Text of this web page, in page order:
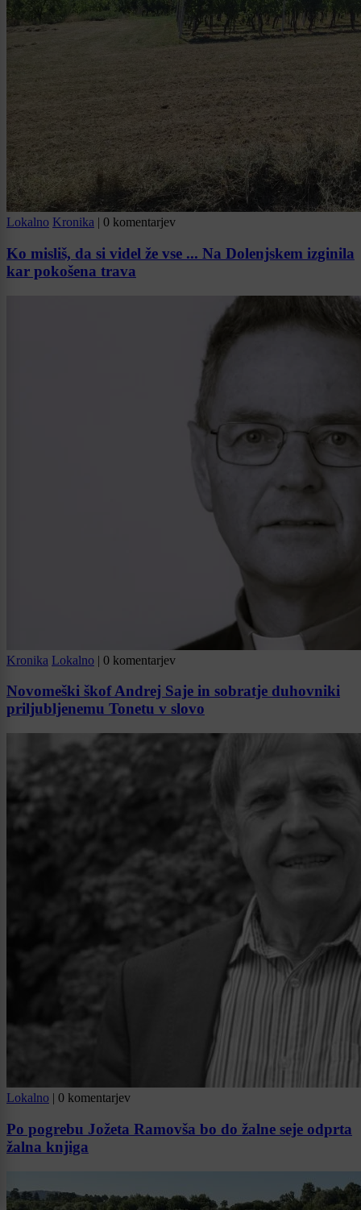
Lokalno Kronika | 0 komentarjev
Ko misliš, da si videl že vse ... Na Dolenjskem izginila
kar pokošena trava
Kronika Lokalno | 0 komentarjev
Novomeški škof Andrej Saje in sobratje duhovniki
priljubljenemu Tonetu v slovo
Lokalno | 0 komentarjev
Po pogrebu Jožeta Ramovša bo do žalne seje odprta
žalna knjiga